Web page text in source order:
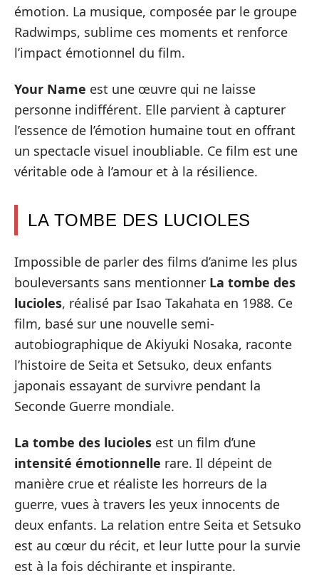
émotion. La musique, composée par le groupe
Radwimps, sublime ces moments et renforce
l’impact émotionnel du film.
Your Name est une œuvre qui ne laisse
personne indifférent. Elle parvient à capturer
l’essence de l’émotion humaine tout en offrant
un spectacle visuel inoubliable. Ce film est une
véritable ode à l’amour et à la résilience.
LA TOMBE DES LUCIOLES
Impossible de parler des films d’anime les plus
bouleversants sans mentionner La tombe des
lucioles, réalisé par Isao Takahata en 1988. Ce
film, basé sur une nouvelle semi-
autobiographique de Akiyuki Nosaka, raconte
l’histoire de Seita et Setsuko, deux enfants
japonais essayant de survivre pendant la
Seconde Guerre mondiale.
La tombe des lucioles est un film d’une
intensité émotionnelle rare. Il dépeint de
manière crue et réaliste les horreurs de la
guerre, vues à travers les yeux innocents de
deux enfants. La relation entre Seita et Setsuko
est au cœur du récit, et leur lutte pour la survie
est à la fois déchirante et inspirante.